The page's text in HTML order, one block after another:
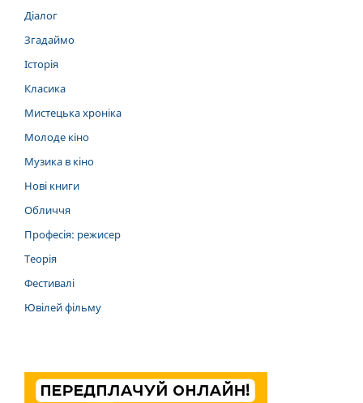
Діалог
Згадаймо
Історія
Класика
Мистецька хроніка
Молоде кіно
Музика в кіно
Нові книги
Обличчя
Професія: режисер
Теорія
Фестивалі
Ювілей фільму